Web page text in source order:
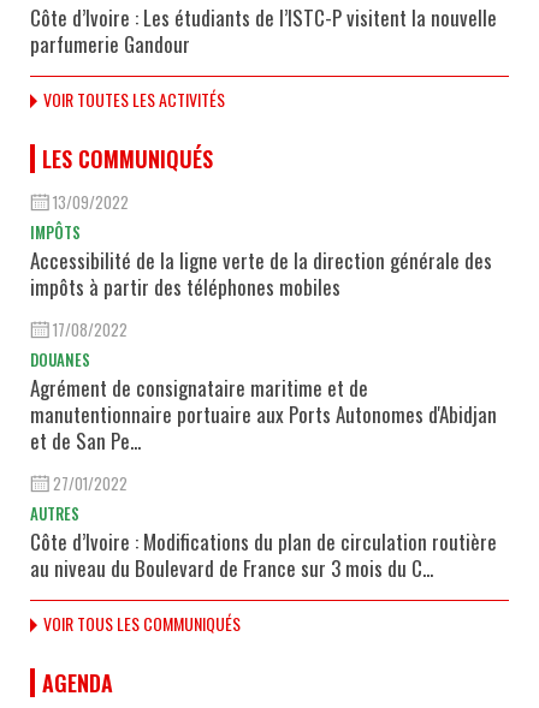
Côte d’Ivoire : Les étudiants de l’ISTC-P visitent la nouvelle
parfumerie Gandour
VOIR TOUTES LES ACTIVITÉS
LES COMMUNIQUÉS
13/09/2022
IMPÔTS
Accessibilité de la ligne verte de la direction générale des
impôts à partir des téléphones mobiles
17/08/2022
DOUANES
Agrément de consignataire maritime et de
manutentionnaire portuaire aux Ports Autonomes d'Abidjan
et de San Pe...
27/01/2022
AUTRES
Côte d’Ivoire : Modifications du plan de circulation routière
au niveau du Boulevard de France sur 3 mois du C...
VOIR TOUS LES COMMUNIQUÉS
AGENDA